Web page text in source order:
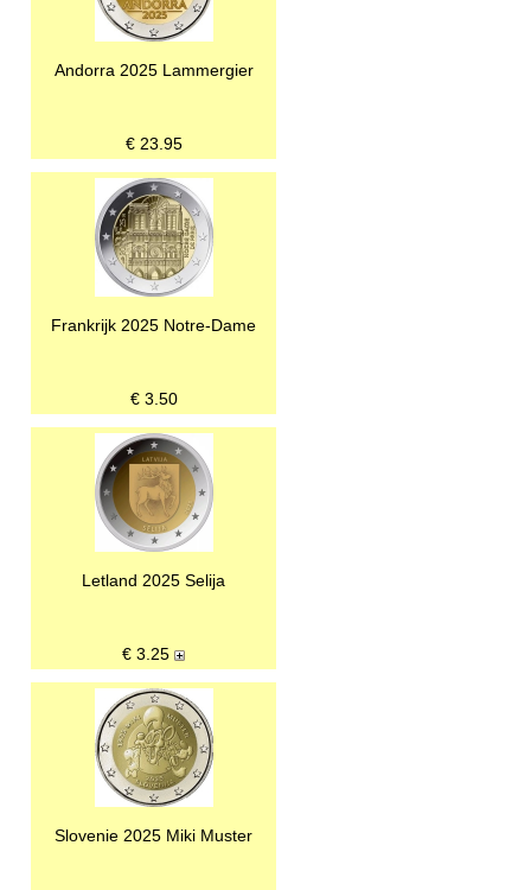
Andorra 2025 Lammergier
€ 23.95
Frankrijk 2025 Notre-Dame
€ 3.50
Letland 2025 Selija
€ 3.25
Slovenie 2025 Miki Muster